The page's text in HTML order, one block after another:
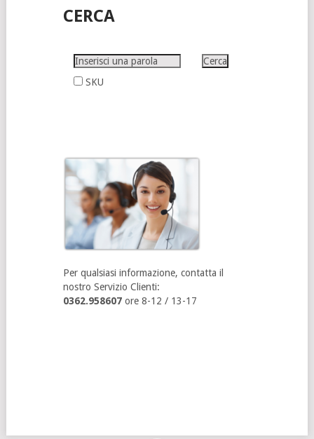
CERCA
SKU
Per qualsiasi informazione, contatta il
nostro Servizio Clienti:
0362.958607ore 8-12 / 13-17